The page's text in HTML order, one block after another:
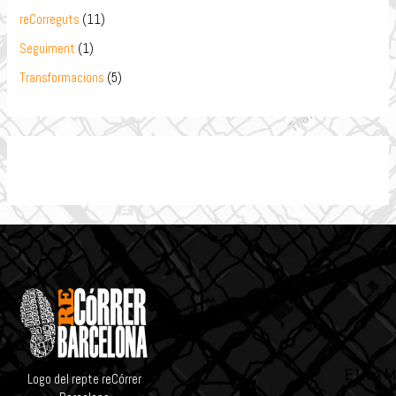
reCorreguts (11)
Seguiment (1)
Transformacions (5)
Logo del repte reCórrer